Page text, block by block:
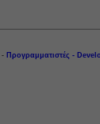
- Προγραμματιστές -